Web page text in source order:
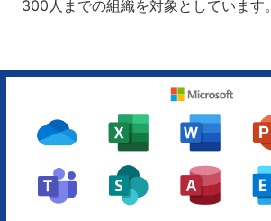
300人までの組織を対象としています。